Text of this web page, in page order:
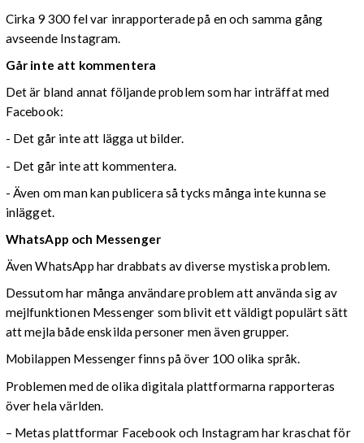
Cirka 9 300 fel var inrapporterade på en och samma gång
avseende Instagram.
Går inte att kommentera
Det är bland annat följande problem som har inträffat med
Facebook:
- Det går inte att lägga ut bilder.
- Det går inte att kommentera.
- Även om man kan publicera så tycks många inte kunna se
inlägget.
WhatsApp och Messenger
Även WhatsApp har drabbats av diverse mystiska problem.
Dessutom har många användare problem att använda sig av
mejlfunktionen Messenger som blivit ett väldigt populärt sätt
att mejla både enskilda personer men även grupper.
Mobilappen Messenger finns på över 100 olika språk.
Problemen med de olika digitala plattformarna rapporteras
över hela världen.
– Metas plattformar Facebook och Instagram har kraschat för